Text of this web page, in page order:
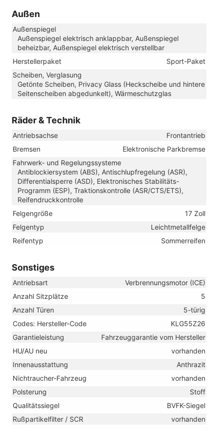
Außen
Außenspiegel
Außenspiegel elektrisch anklappbar, Außenspiegel
beheizbar, Außenspiegel elektrisch verstellbar
Herstellerpaket
Sport-Paket
Scheiben, Verglasung
Getönte Scheiben, Privacy Glass (Heckscheibe und hintere
Seitenscheiben abgedunkelt), Wärmeschutzglas
Räder & Technik
Antriebsachse
Frontantrieb
Bremsen
Elektronische Parkbremse
Fahrwerk- und Regelungssysteme
Antiblockiersystem (ABS), Antischlupfregelung (ASR),
Differentialsperre (ASD), Elektronisches Stabilitäts-
Programm (ESP), Traktionskontrolle (ASR/CTS/ETS),
Reifendruckkontrolle
Felgengröße
17 Zoll
Felgentyp
Leichtmetallfelge
Reifentyp
Sommerreifen
Sonstiges
Antriebsart
Verbrennungsmotor (ICE)
Anzahl Sitzplätze
5
Anzahl Türen
5-türig
Codes: Hersteller-Code
KLG55Z26
Garantieleistung
Fahrzeuggarantie vom Hersteller
HU/AU neu
vorhanden
Innenausstattung
Anthrazit
Nichtraucher-Fahrzeug
vorhanden
Polsterung
Stoff
Qualitätssiegel
BVFK-Siegel
Rußpartikelfilter / SCR
vorhanden